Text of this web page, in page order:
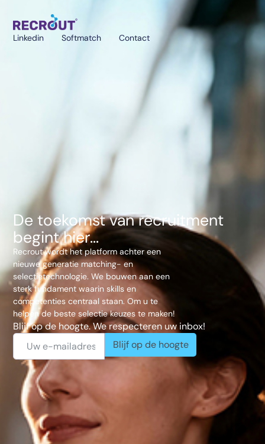
Linkedin Softmatch Contact
De toekomst van recruitment
begint hier...
Recrout wordt het platform achter een
nieuwe generatie matching- en
selectietechnologie. We bouwen aan een
sterk fundament waarin skills en
competenties centraal staan. Om u te
helpen de beste selectie keuzes te maken!
Blijf op de hoogte. We respecteren uw inbox!
Blijf op de hoogte